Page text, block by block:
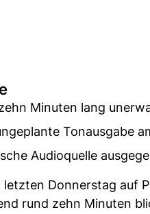
Minuten lang
Tonausgabe
Audioquelle
Donnerstag auf
rund zehn Minuten